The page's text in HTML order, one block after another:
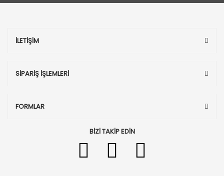
İLETİŞİM
SİPARİŞ İŞLEMLERİ
FORMLAR
BİZİ TAKİP EDİN